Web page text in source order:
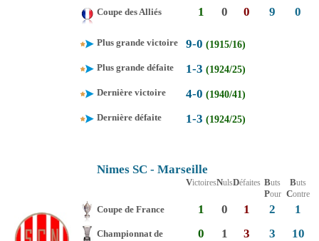
Coupe des Alliés 1 0 0 9 0
Plus grande victoire 9-0 (1915/16)
Plus grande défaite 1-3 (1924/25)
Dernière victoire 4-0 (1940/41)
Dernière défaite 1-3 (1924/25)
Nimes SC - Marseille
VictoiresNulsDéfaites Buts
Pour
Buts
Contre
Coupe de France 1 0 1 2 1
Championnat de
0 1 3 3 10